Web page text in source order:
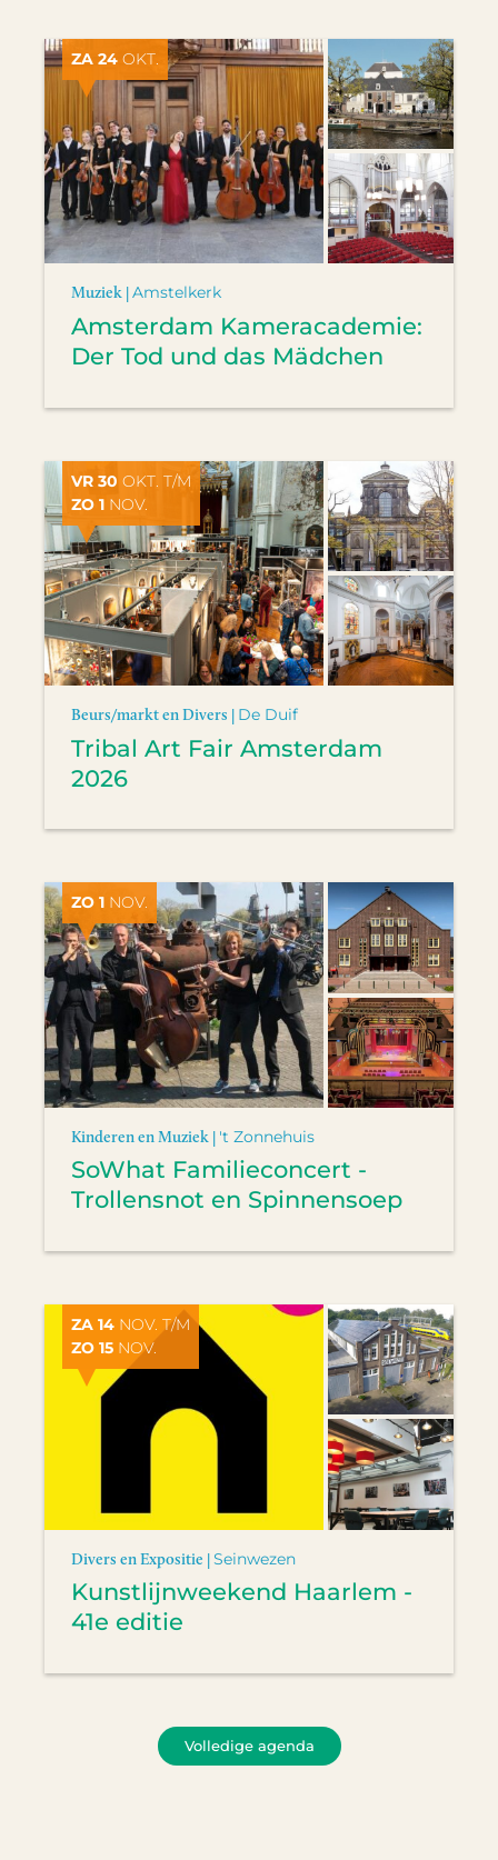
ZA 24 OKT.
Muziek |Amstelkerk
Amsterdam Kameracademie:
Der Tod und das Mädchen
VR 30 OKT. T/M
ZO 1 NOV.
Beurs/markt en Divers | De Duif
Tribal Art Fair Amsterdam
2026
ZO 1 NOV.
Kinderen en Muziek | 't Zonnehuis
SoWhat Familieconcert -
Trollensnot en Spinnensoep
ZA 14 NOV. T/M
ZO 15 NOV.
Divers en Expositie |Seinwezen
Kunstlijnweekend Haarlem -
41e editie
Volledige agenda